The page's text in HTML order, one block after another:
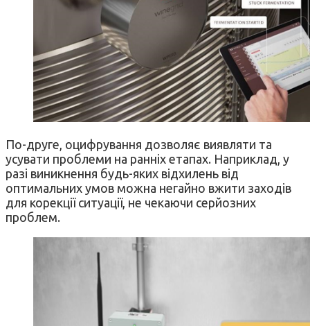
По-друге, оцифрування дозволяє виявляти та
усувати проблеми на ранніх етапах. Наприклад, у
разі виникнення будь-яких відхилень від
оптимальних умов можна негайно вжити заходів
для корекції ситуації, не чекаючи серйозних
проблем.